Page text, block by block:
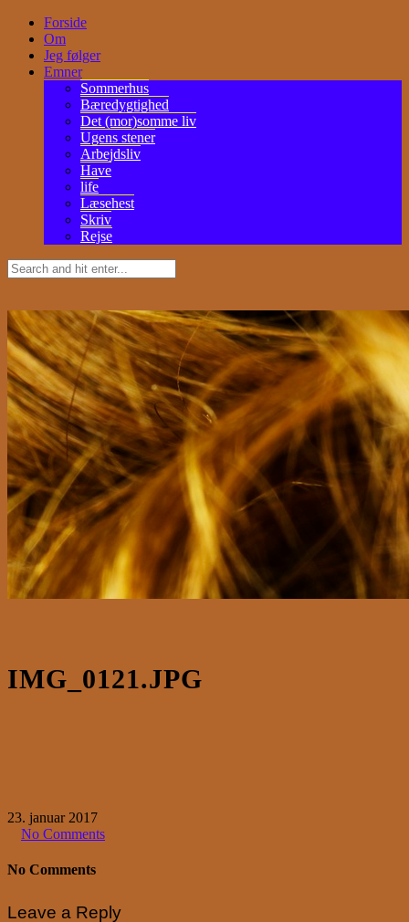
Forside
Om
Jeg følger
Emner
Sommerhus
Bæredygtighed
Det (mor)somme liv
Ugens stener
Arbejdsliv
Have
life
Læsehest
Skriv
Rejse
IMG_0121.JPG
23. januar 2017
No Comments
No Comments
Leave a Reply